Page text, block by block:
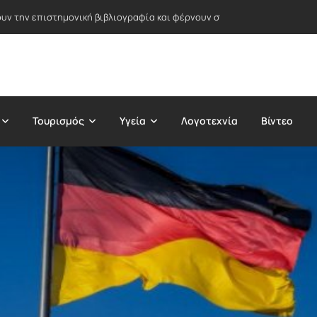
την επιστημονική βιβλιογραφία και φέρνουν στο φως λάθη
Τουρισμός Υγεία Λογοτεχνία Βίντεο